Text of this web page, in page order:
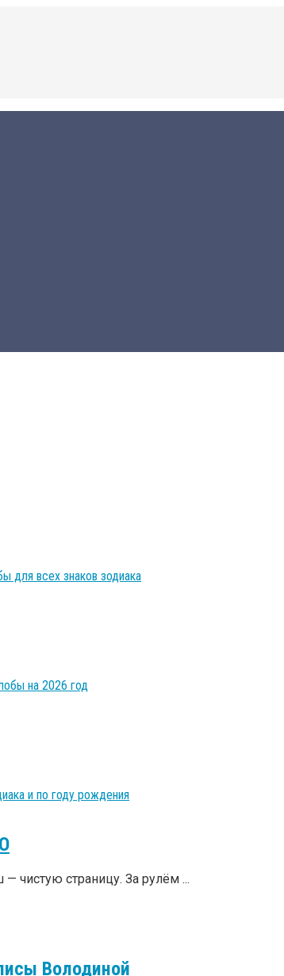
для всех знаков зодиака
на 2026 год
и по году рождения
чистую страницу. За рулём ...
Володиной